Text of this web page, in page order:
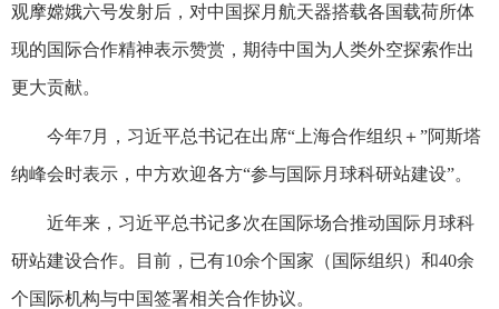
观摩嫦娥六号发射后，对中国探月航天器搭载各国载荷所体
现的国际合作精神表示赞赏，期待中国为人类外空探索作出
更大贡献。
今年7月，习近平总书记在出席“上海合作组织＋”阿斯塔
纳峰会时表示，中方欢迎各方“参与国际月球科研站建设”。
近年来，习近平总书记多次在国际场合推动国际月球科
研站建设合作。目前，已有10余个国家（国际组织）和40余
个国际机构与中国签署相关合作协议。